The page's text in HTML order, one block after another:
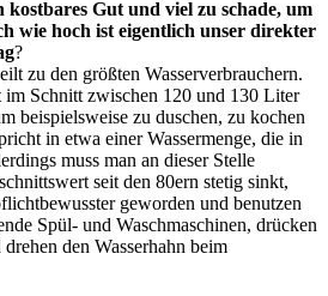
Gut und viel zu schade, um
wie hoch ist eigentlich unser direkter
?
zu den größten Wasserverbrauchern.
im Schnitt zwischen 120 und 130 Liter
beispielsweise zu duschen, zu kochen
in etwa einer Wassermenge, die in
muss man an dieser Stelle
seit den 80ern stetig sinkt,
geworden und benutzen
Spül- und Waschmaschinen, drücken
den Wasserhahn beim